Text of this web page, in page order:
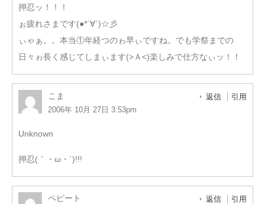
押忍ッ！！！
ぉ疲れさまです(●*´∀`)☆彡
ぃゃぁ。。本当①年経つのゎ早ぃですね。でも学祭までの
日々ゎ長く感じてしまぃます(>Ａ<)楽しみで仕方なぃッ！！
こま
2006年 10月 27日 3:53pm
返信 引用
Unknown
押忍(｀・ω・´)!!!
ペピート 返信 引用